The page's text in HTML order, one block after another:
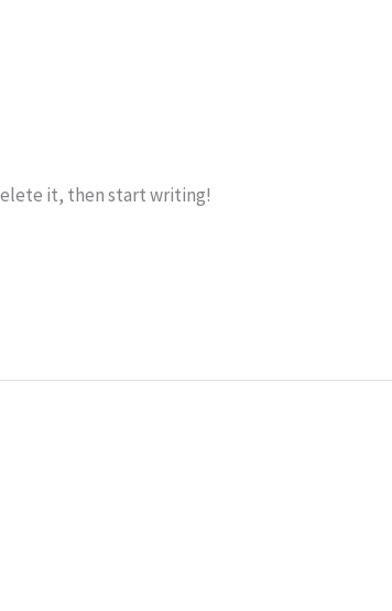
it, then start writing!